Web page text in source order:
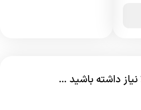
نیاز داشته باشید …